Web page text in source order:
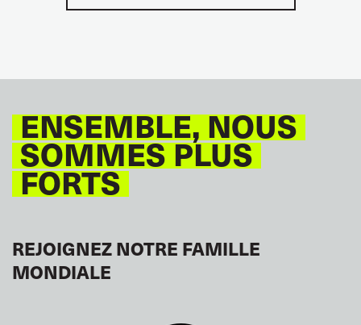
ENSEMBLE, NOUS
SOMMES PLUS
FORTS
REJOIGNEZ NOTRE FAMILLE
MONDIALE